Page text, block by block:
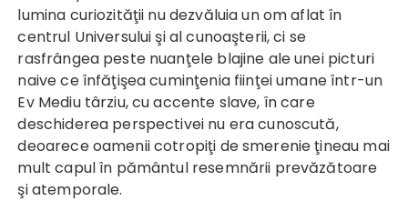
lumina curiozităţii nu dezvăluia un om aflat în
centrul Universului şi al cunoaşterii, ci se
rasfrângea peste nuanţele blajine ale unei picturi
naive ce înfăţişea cuminţenia fiinţei umane într-un
Ev Mediu târziu, cu accente slave, în care
deschiderea perspectivei nu era cunoscută,
deoarece oamenii cotropiţi de smerenie ţineau mai
mult capul în pământul resemnării prevăzătoare
şi atemporale.